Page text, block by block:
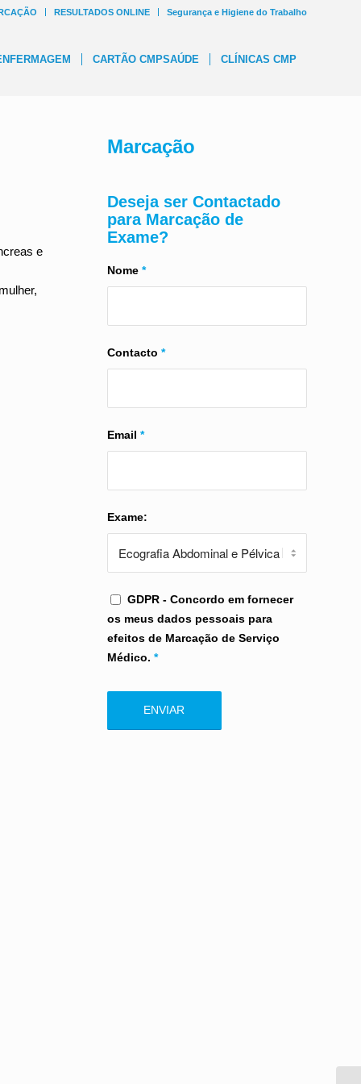
RESULTADOS ONLINE Segurança e Higiene do Trabalho
CARTÃO CMPSAÚDE CLÍNICAS CMP
e
Marcação
Deseja ser Contactado
para Marcação de
Exame?
Nome *
Contacto *
Email *
Exame:
GDPR - Concordo em fornecer
os meus dados pessoais para
efeitos de Marcação de Serviço
Médico. *